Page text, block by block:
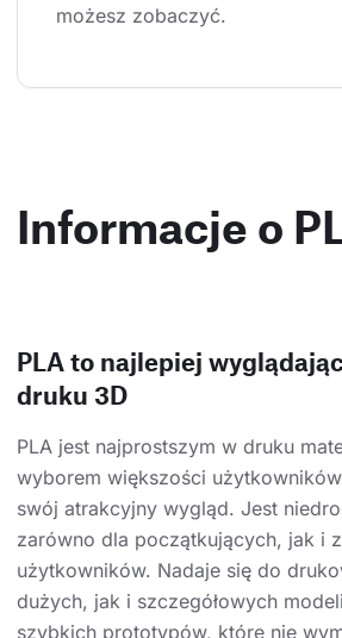
możesz zobaczyć.
Informacje o
PLA to najlepiej
druku 3D
PLA jest najprostszym w druku
wyborem większości
swój atrakcyjny wygląd. Jest
zarówno dla początkujących, jak i
użytkowników. Nadaje się do
dużych, jak i szczegółowych
szybkich prototypów, które nie